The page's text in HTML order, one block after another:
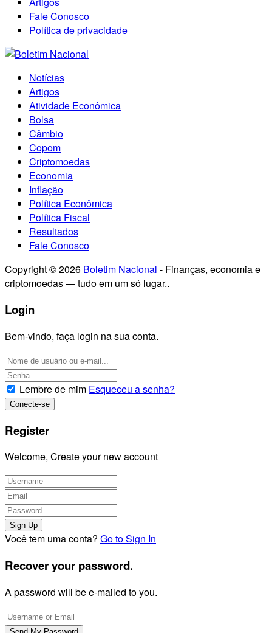
Fale Conosco
Política de privacidade
Notícias
Artigos
Atividade Econômica
Bolsa
Câmbio
Copom
Criptomoedas
Economia
Inflação
Política Econômica
Política Fiscal
Resultados
Fale Conosco
Copyright © 2026 Boletim Nacional - Finanças, economia e
criptomoedas — tudo em um só lugar..
Login
Bem-vindo, faça login na sua conta.
Lembre de mim Esqueceu a senha?
Register
Welcome, Create your new account
Você tem uma conta? Go to Sign In
Recover your password.
A password will be e-mailed to you.